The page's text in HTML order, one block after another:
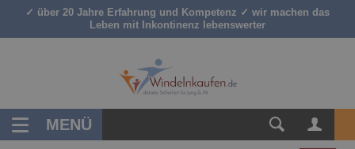
springen
✓ über 20 Jahre Erfahrung und Kompetenz ✓ wir machen das
Leben mit Inkontinenz lebenswerter
MENÜ